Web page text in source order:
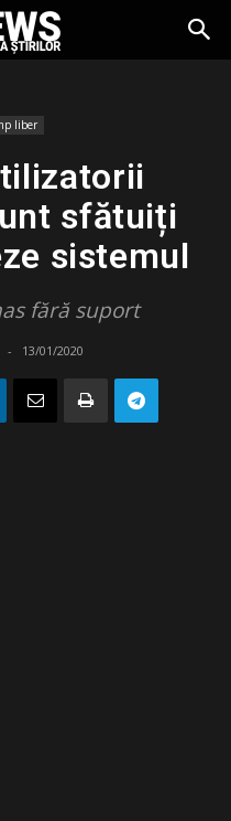
liber
sfătuiți
sistemul
fără suport
- 13/01/2020